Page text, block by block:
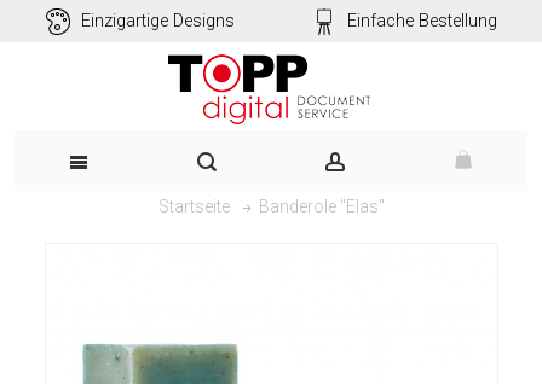
Einzigartige Designs Einfache Bestellung
Startseite Banderole "Elas"